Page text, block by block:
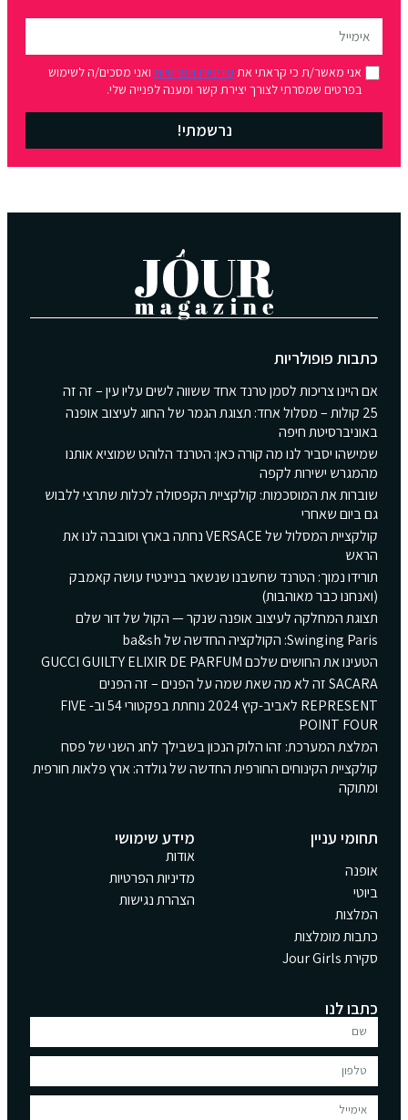
אני מאשר/ת כי קראתי את מדיניות הפרטיות ואני מסכים/ה לשימוש
בפרטים שמסרתי לצורך יצירת קשר ומענה לפנייה שלי.
נרשמתי!
כתבות פופולריות
אם היינו צריכות לסמן טרנד אחד ששווה לשים עליו עין – זה זה
25 קולות – מסלול אחד: תצוגת הגמר של החוג לעיצוב אופנה
באוניברסיטת חיפה
שמישהו יסביר לנו מה קורה כאן: הטרנד הלוהט שמוציא אותנו
מהמגרש ישירות לקפה
שוברות את המוסכמות: קולקציית הקפסולה לכלות שתרצי ללבוש
גם ביום שאחרי
קולקציית המסלול של VERSACE נחתה בארץ וסובבה לנו את
הראש
תורידו נמוך: הטרנד שחשבנו שנשאר בניינטיז עושה קאמבק
(ואנחנו כבר מאוהבות)
תצוגת המחלקה לעיצוב אופנה שנקר — הקול של דור שלם
Swinging Paris: הקולקציה החדשה של ba&sh
הטעינו את החושים שלכם GUCCI GUILTY ELIXIR DE PARFUM
SACARA זה לא מה שאת שמה על הפנים – זה הפנים
REPRESENT לאביב-קיץ 2024 נוחתת בפקטורי 54 וב- FIVE
POINT FOUR
המלצת המערכת: זהו הלוק הנכון בשבילך לחג השני של פסח
קולקציית הקינוחים החורפית החדשה של גולדה: ארץ פלאות חורפית
ומתוקה
תחומי עניין
אופנה
ביוטי
המלצות
כתבות מומלצות
סקירת Jour Girls
מידע שימושי
אודות
מדיניות הפרטיות
הצהרת נגישות
כתבו לנו